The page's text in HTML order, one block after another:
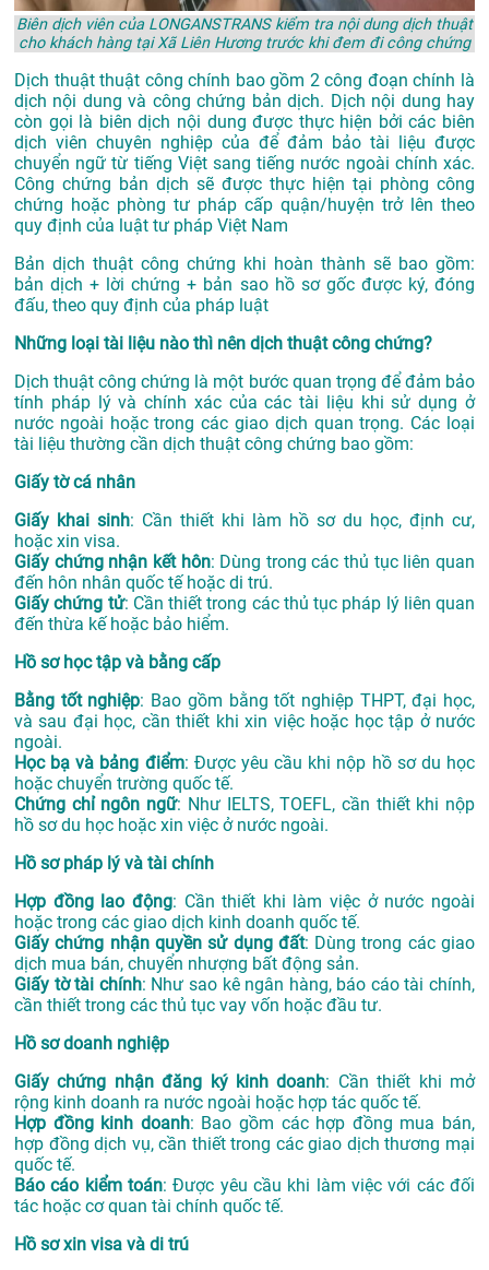
Biên dịch viên của LONGANSTRANS kiểm tra nội dung dịch thuật
cho khách hàng tại Xã Liên Hương trước khi đem đi công chứng
Dịch thuật thuật công chính bao gồm 2 công đoạn chính là
dịch nội dung và công chứng bản dịch. Dịch nội dung hay
còn gọi là biên dịch nội dung được thực hiện bởi các biên
dịch viên chuyên nghiệp của để đảm bảo tài liệu được
chuyển ngữ từ tiếng Việt sang tiếng nước ngoài chính xác.
Công chứng bản dịch sẽ được thực hiện tại phòng công
chứng hoặc phòng tư pháp cấp quận/huyện trở lên theo
quy định của luật tư pháp Việt Nam
Bản dịch thuật công chứng khi hoàn thành sẽ bao gồm:
bản dịch + lời chứng + bản sao hồ sơ gốc được ký, đóng
đấu, theo quy định của pháp luật
Những loại tài liệu nào thì nên dịch thuật công chứng?
Dịch thuật công chứng là một bước quan trọng để đảm bảo
tính pháp lý và chính xác của các tài liệu khi sử dụng ở
nước ngoài hoặc trong các giao dịch quan trọng. Các loại
tài liệu thường cần dịch thuật công chứng bao gồm:
Giấy tờ cá nhân
Giấy khai sinh: Cần thiết khi làm hồ sơ du học, định cư,
hoặc xin visa.
Giấy chứng nhận kết hôn: Dùng trong các thủ tục liên quan
đến hôn nhân quốc tế hoặc di trú.
Giấy chứng tử: Cần thiết trong các thủ tục pháp lý liên quan
đến thừa kế hoặc bảo hiểm.
Hồ sơ học tập và bằng cấp
Bằng tốt nghiệp: Bao gồm bằng tốt nghiệp THPT, đại học,
và sau đại học, cần thiết khi xin việc hoặc học tập ở nước
ngoài.
Học bạ và bảng điểm: Được yêu cầu khi nộp hồ sơ du học
hoặc chuyển trường quốc tế.
Chứng chỉ ngôn ngữ: Như IELTS, TOEFL, cần thiết khi nộp
hồ sơ du học hoặc xin việc ở nước ngoài.
Hồ sơ pháp lý và tài chính
Hợp đồng lao động: Cần thiết khi làm việc ở nước ngoài
hoặc trong các giao dịch kinh doanh quốc tế.
Giấy chứng nhận quyền sử dụng đất: Dùng trong các giao
dịch mua bán, chuyển nhượng bất động sản.
Giấy tờ tài chính: Như sao kê ngân hàng, báo cáo tài chính,
cần thiết trong các thủ tục vay vốn hoặc đầu tư.
Hồ sơ doanh nghiệp
Giấy chứng nhận đăng ký kinh doanh: Cần thiết khi mở
rộng kinh doanh ra nước ngoài hoặc hợp tác quốc tế.
Hợp đồng kinh doanh: Bao gồm các hợp đồng mua bán,
hợp đồng dịch vụ, cần thiết trong các giao dịch thương mại
quốc tế.
Báo cáo kiểm toán: Được yêu cầu khi làm việc với các đối
tác hoặc cơ quan tài chính quốc tế.
Hồ sơ xin visa và di trú